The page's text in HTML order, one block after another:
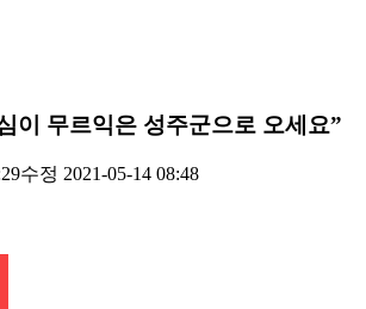
이 무르익은 성주군으로 오세요”
수정 2021-05-14 08:48